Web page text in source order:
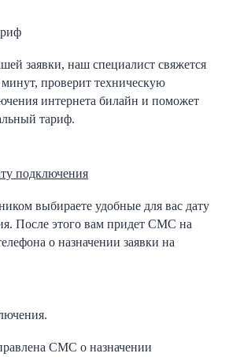
заявки, наш специалист свяжется
проверит техническую
интернета билайн и поможет
тариф.
подключения
выбираете удобные для вас дату
После этого вам придет СМС на
о назначении заявки на
СМС о назначении